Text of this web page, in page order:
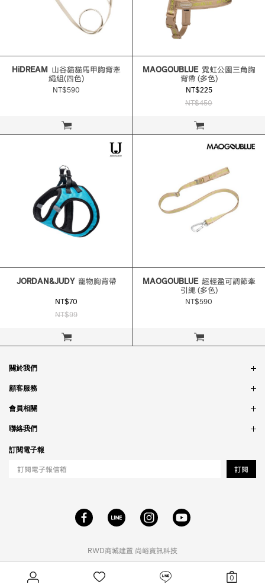
0
立即購買
HiDREAM
繩組(四色)
NT$590
立即購買
MAOGOUBLUE霓虹公園三角胸
背帶 (多色)
NT$225
NT$450
立即購買
JORDAN&JUDY 寵物胸背帶
NT$70
NT$99
立即購買
MAOGOUBLUE超輕盈可調節牽
引繩 (多色)
NT$590
RWD商城建置 尚峪資訊科技
關於我們
品牌故事
銷售據點
隱私政策
顧客服務
訂單問題
付款問題
配送問題
會員相關
會員制度
紅利制度
聯絡我們
合作相關
工作職缺
訂閱電子報
訂閱